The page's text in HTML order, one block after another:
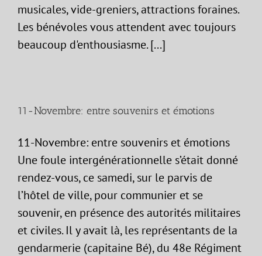
musicales, vide-greniers, attractions foraines.
Les bénévoles vous attendent avec toujours
beaucoup d'enthousiasme. [...]
11-Novembre: entre souvenirs et émotions
11-Novembre: entre souvenirs et émotions
Une foule intergénérationnelle s’était donné
rendez-vous, ce samedi, sur le parvis de
l’hôtel de ville, pour communier et se
souvenir, en présence des autorités militaires
et civiles. Il y avait là, les représentants de la
gendarmerie (capitaine Bé), du 48e Régiment